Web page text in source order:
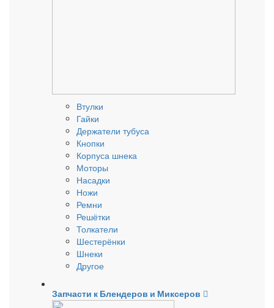
Втулки
Гайки
Держатели тубуса
Кнопки
Корпуса шнека
Моторы
Насадки
Ножи
Ремни
Решётки
Толкатели
Шестерёнки
Шнеки
Другое
Запчасти к Блендеров и Миксеров